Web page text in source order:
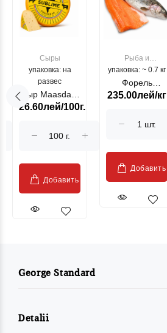
Сыры
упаковка: на
развес
Сыр Maasdam
Sublime Cow
26.60лей/100г.
Добавить
Рыба и
морепродукты
упаковка: ~ 0.7 кг
Форель
лососевая
Moldovenesc"
235.00лей/кг
Добавить
George Standard
Detalii